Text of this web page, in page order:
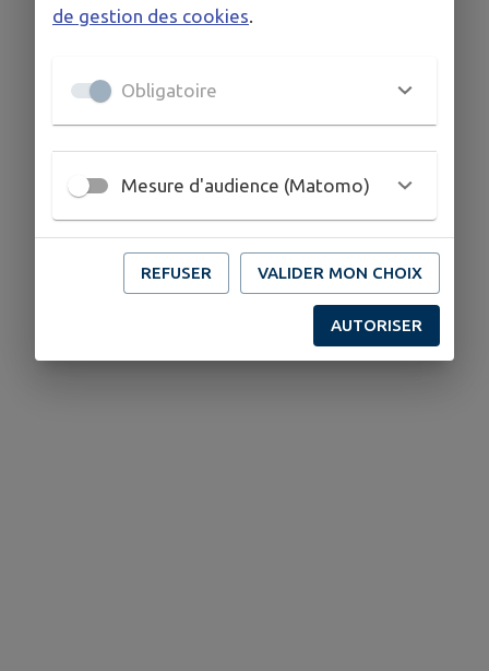
de gestion des cookies
Obligatoire
Mesure d'audience (Matomo)
REFUSER VALIDER MON CHOIX
AUTORISER